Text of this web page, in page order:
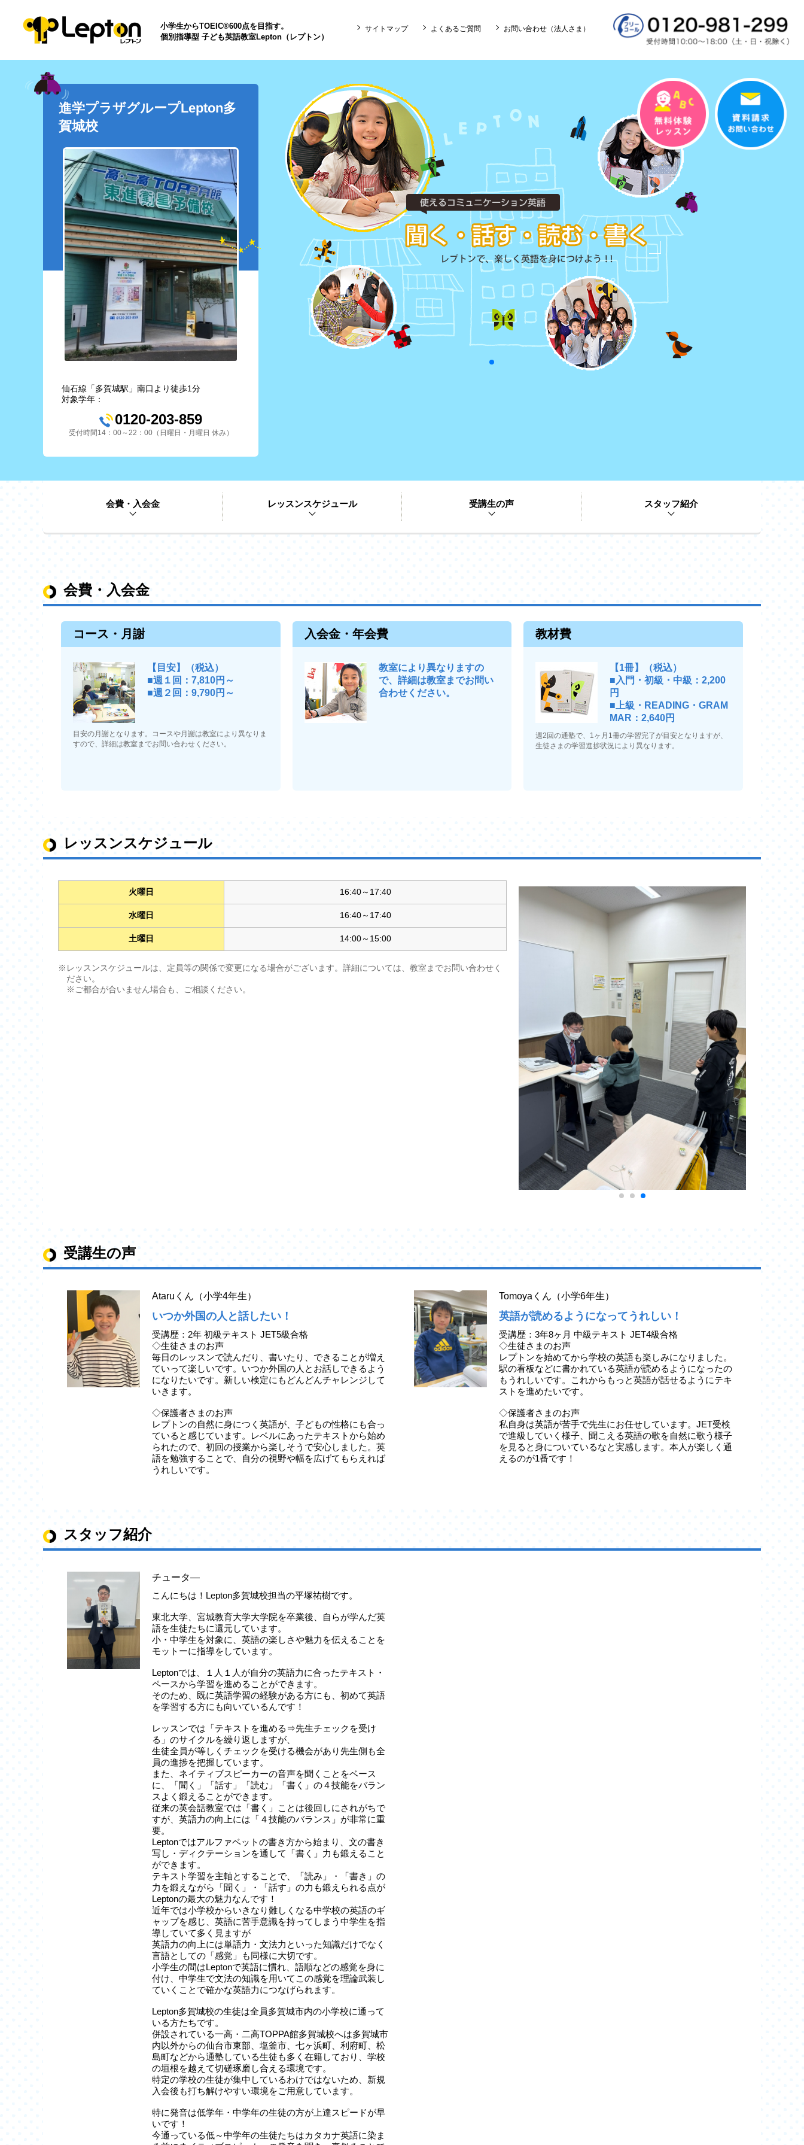
小学生からTOEIC®600点を目指す。
個別指導型 子ども英語教室Lepton（レプトン）
サイトマップ よくあるご質問 お問い合わせ（法人さま）
進学プラザグループLepton多
賀城校
仙石線「多賀城駅」南口より徒歩1分
対象学年：
0120-203-859
受付時間14：00～22：00（日曜日・月曜日 休み）
会費・入会金 レッスンスケジュール 受講生の声 スタッフ紹介
会費・入会金
コース・月謝
【目安】（税込）
■週１回：7,810円～
■週２回：9,790円～
目安の月謝となります。コースや月謝は教室により異なりま
すので、詳細は教室までお問い合わせください。
入会金・年会費
教室により異なりますの
で、詳細は教室までお問い
合わせください。
教材費
【1冊】（税込）
■入門・初級・中級：2,200
円
■上級・READING・GRAM
MAR：2,640円
週2回の通塾で、1ヶ月1冊の学習完了が目安となりますが、
生徒さまの学習進捗状況により異なります。
レッスンスケジュール
火曜日 16:40～17:40
水曜日 16:40～17:40
土曜日 14:00～15:00
※レッスンスケジュールは、定員等の関係で変更になる場合がございます。詳細については、教室までお問い合わせく
ださい。
※ご都合が合いません場合も、ご相談ください。
受講生の声
Ataruくん（小学4年生）
いつか外国の人と話したい！
受講歴：2年 初級テキスト JET5級合格
◇生徒さまのお声
毎日のレッスンで読んだり、書いたり、できることが増え
ていって楽しいです。いつか外国の人とお話しできるよう
になりたいです。新しい検定にもどんどんチャレンジして
いきます。
◇保護者さまのお声
レプトンの自然に身につく英語が、子どもの性格にも合っ
ていると感じています。レベルにあったテキストから始め
られたので、初回の授業から楽しそうで安心しました。英
語を勉強することで、自分の視野や幅を広げてもらえれば
うれしいです。
Tomoyaくん（小学6年生）
英語が読めるようになってうれしい！
受講歴：3年8ヶ月 中級テキスト JET4級合格
◇生徒さまのお声
レプトンを始めてから学校の英語も楽しみになりました。
駅の看板などに書かれている英語が読めるようになったの
もうれしいです。これからもっと英語が話せるようにテキ
ストを進めたいです。
◇保護者さまのお声
私自身は英語が苦手で先生にお任せしています。JET受検
で進級していく様子、聞こえる英語の歌を自然に歌う様子
を見ると身についているなと実感します。本人が楽しく通
えるのが1番です！
スタッフ紹介
チュータ―
こんにちは！Lepton多賀城校担当の平塚祐樹です。
東北大学、宮城教育大学大学院を卒業後、自らが学んだ英
語を生徒たちに還元しています。
小・中学生を対象に、英語の楽しさや魅力を伝えることを
モットーに指導をしています。
Leptonでは、１人１人が自分の英語力に合ったテキスト・
ペースから学習を進めることができます。
そのため、既に英語学習の経験がある方にも、初めて英語
を学習する方にも向いているんです！
レッスンでは「テキストを進める⇒先生チェックを受け
る」のサイクルを繰り返しますが、
生徒全員が等しくチェックを受ける機会があり先生側も全
員の進捗を把握しています。
また、ネイティブスピーカーの音声を聞くことをベース
に、「聞く」「話す」「読む」「書く」の４技能をバラン
スよく鍛えることができます。
従来の英会話教室では「書く」ことは後回しにされがちで
すが、英語力の向上には「４技能のバランス」が非常に重
要。
Leptonではアルファベットの書き方から始まり、文の書き
写し・ディクテーションを通して「書く」力も鍛えること
ができます。
テキスト学習を主軸とすることで、「読み」・「書き」の
力を鍛えながら「聞く」・「話す」の力も鍛えられる点が
Leptonの最大の魅力なんです！
近年では小学校からいきなり難しくなる中学校の英語のギ
ャップを感じ、英語に苦手意識を持ってしまう中学生を指
導していて多く見ますが
英語力の向上には単語力・文法力といった知識だけでなく
言語としての「感覚」も同様に大切です。
小学生の間はLeptonで英語に慣れ、語順などの感覚を身に
付け、中学生で文法の知識を用いてこの感覚を理論武装し
ていくことで確かな英語力につなげられます。
Lepton多賀城校の生徒は全員多賀城市内の小学校に通って
いる方たちです。
併設されている一高・二高TOPPA館多賀城校へは多賀城市
内以外からの仙台市東部、塩釜市、七ヶ浜町、利府町、松
島町などから通塾している生徒も多く在籍しており、学校
の垣根を越えて切磋琢磨し合える環境です。
特定の学校の生徒が集中しているわけではないため、新規
入会後も打ち解けやすい環境をご用意しています。
特に発音は低学年・中学年の生徒の方が上達スピードが早
いです！
今通っている低～中学年の生徒たちはカタカナ英語に染ま